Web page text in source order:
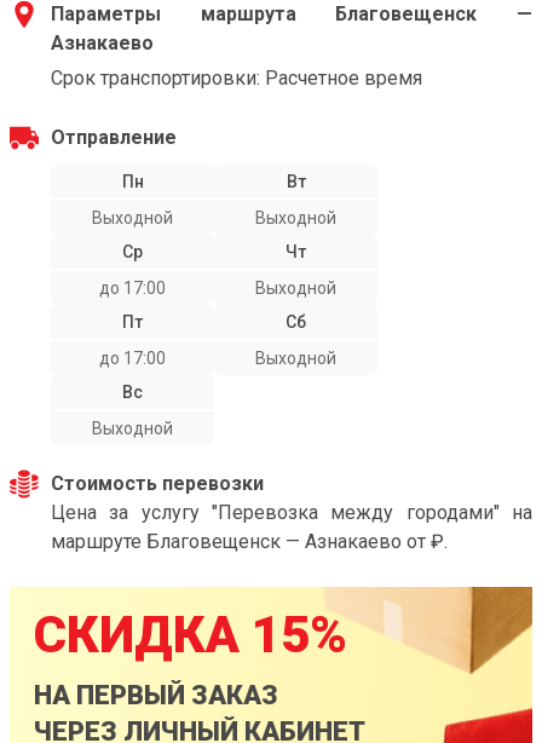
Параметры маршрута Благовещенск —
Азнакаево
Срок транспортировки: Расчетное время
Отправление
Пн
Выходной
Вт
Выходной
Ср
до 17:00
Чт
Выходной
Пт
до 17:00
Сб
Выходной
Вс
Выходной
Стоимость перевозки
Цена за услугу "Перевозка между городами" на
маршруте Благовещенск — Азнакаево от ₽.
СКИДКА 15%
НА ПЕРВЫЙ ЗАКАЗ
ЧЕРЕЗ ЛИЧНЫЙ КАБИНЕТ